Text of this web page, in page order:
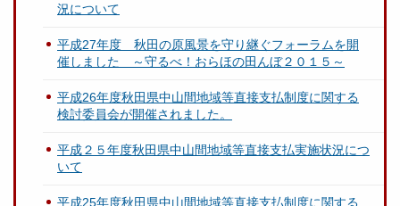
況について
平成27年度 秋田の原風景を守り継ぐフォーラムを開
催しました ～守るべ！おらほの田んぼ２０１５～
平成26年度秋田県中山間地域等直接支払制度に関する
検討委員会が開催されました。
平成２５年度秋田県中山間地域等直接支払実施状況につ
いて
平成25年度秋田県中山間地域等直接支払制度に関する